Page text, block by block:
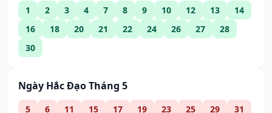
1 2 3 4 7 8 9 10 12 13
14
16
18 20 21 22 24 26 27
28
30
Ngày Hắc Đạo Tháng 5
5 6 11 15 17 19 23 25 29 31